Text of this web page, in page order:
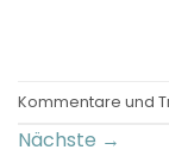
Kommentare und
Nächste →